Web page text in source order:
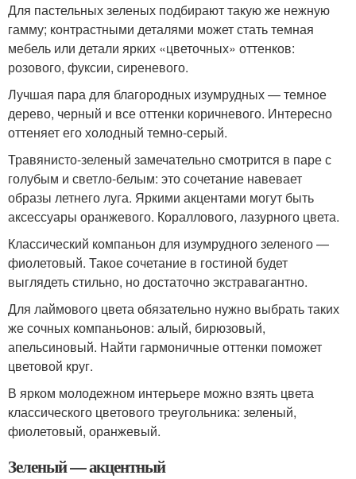
Для пастельных зеленых подбирают такую же нежную
гамму; контрастными деталями может стать темная
мебель или детали ярких «цветочных» оттенков:
розового, фуксии, сиреневого.
Лучшая пара для благородных изумрудных — темное
дерево, черный и все оттенки коричневого. Интересно
оттеняет его холодный темно-серый.
Травянисто-зеленый замечательно смотрится в паре с
голубым и светло-белым: это сочетание навевает
образы летнего луга. Яркими акцентами могут быть
аксессуары оранжевого. Кораллового, лазурного цвета.
Классический компаньон для изумрудного зеленого —
фиолетовый. Такое сочетание в гостиной будет
выглядеть стильно, но достаточно экстравагантно.
Для лаймового цвета обязательно нужно выбрать таких
же сочных компаньонов: алый, бирюзовый,
апельсиновый. Найти гармоничные оттенки поможет
цветовой круг.
В ярком молодежном интерьере можно взять цвета
классического цветового треугольника: зеленый,
фиолетовый, оранжевый.
Зеленый — акцентный